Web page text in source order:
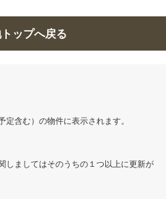
ップへ戻る
含む）の物件に表示されます。
しましてはそのうちの１つ以上に更新が